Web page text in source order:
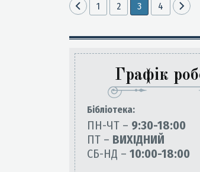
1 2 3 4
Графік
Бiблiотека:
ПН-ЧТ – 9:30-18:00
ПТ – ВИХІДНИЙ
СБ-НД – 10:00-18:00